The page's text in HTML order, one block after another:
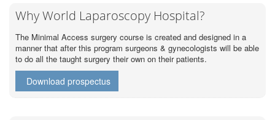
Why World Laparoscopy Hospital?
The Minimal Access surgery course is created and designed in a
manner that after this program surgeons & gynecologists will be able
to do all the taught surgery their own on their patients.
Download prospectus